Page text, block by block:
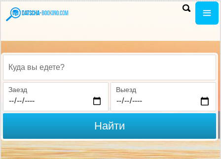
Куда вы едете?
Заезд Выезд
Найти